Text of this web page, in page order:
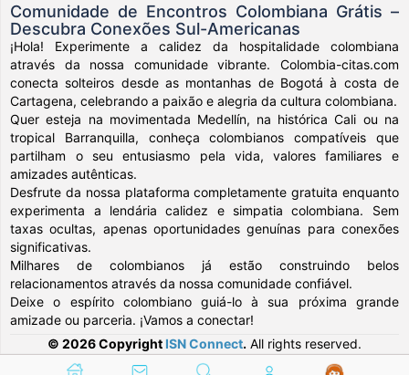
Comunidade de Encontros Colombiana Grátis –
Descubra Conexões Sul-Americanas
¡Hola! Experimente a calidez da hospitalidade colombiana
através da nossa comunidade vibrante. Colombia-citas.com
conecta solteiros desde as montanhas de Bogotá à costa de
Cartagena, celebrando a paixão e alegria da cultura colombiana.
Quer esteja na movimentada Medellín, na histórica Cali ou na
tropical Barranquilla, conheça colombianos compatíveis que
partilham o seu entusiasmo pela vida, valores familiares e
amizades autênticas.
Desfrute da nossa plataforma completamente gratuita enquanto
experimenta a lendária calidez e simpatia colombiana. Sem
taxas ocultas, apenas oportunidades genuínas para conexões
significativas.
Milhares de colombianos já estão construindo belos
relacionamentos através da nossa comunidade confiável.
Deixe o espírito colombiano guiá-lo à sua próxima grande
amizade ou parceria. ¡Vamos a conectar!
© 2026 Copyright ISN Connect. All rights reserved.